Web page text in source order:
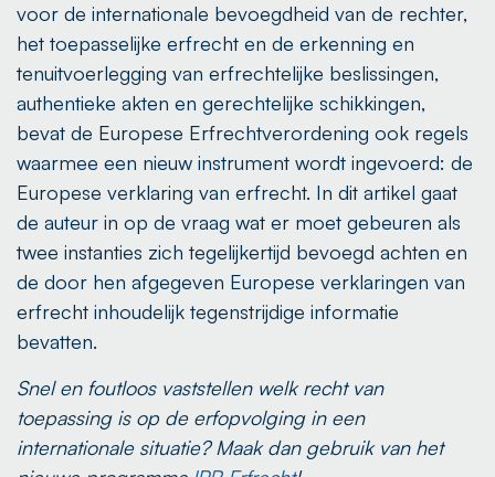
voor de internationale bevoegdheid van de rechter,
het toepasselijke erfrecht en de erkenning en
tenuitvoerlegging van erfrechtelijke beslissingen,
authentieke akten en gerechtelijke schikkingen,
bevat de Europese Erfrechtverordening ook regels
waarmee een nieuw instrument wordt ingevoerd: de
Europese verklaring van erfrecht. In dit artikel gaat
de auteur in op de vraag wat er moet gebeuren als
twee instanties zich tegelijkertijd bevoegd achten en
de door hen afgegeven Europese verklaringen van
erfrecht inhoudelijk tegenstrijdige informatie
bevatten.
Snel en foutloos vaststellen welk recht van
toepassing is op de erfopvolging in een
internationale situatie? Maak dan gebruik van het